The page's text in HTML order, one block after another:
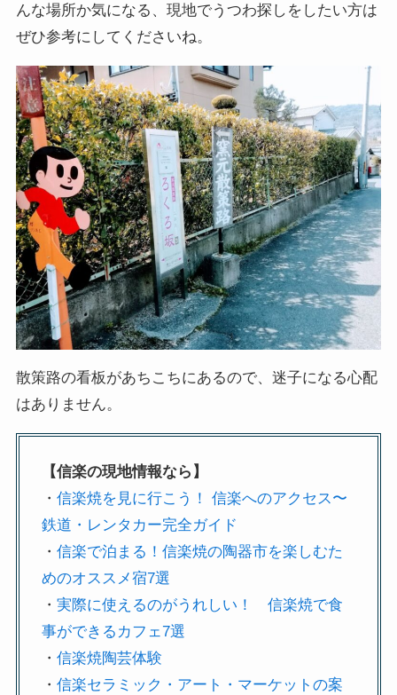
んな場所か気になる、現地でうつわ探しをしたい方は
ぜひ参考にしてくださいね。
散策路の看板があちこちにあるので、迷子になる心配
はありません。
【信楽の現地情報なら】
・信楽焼を見に行こう！ 信楽へのアクセス〜
鉄道・レンタカー完全ガイド
・信楽で泊まる！信楽焼の陶器市を楽しむた
めのオススメ宿7選
・実際に使えるのがうれしい！ 信楽焼で食
事ができるカフェ7選
・信楽焼陶芸体験
・信楽セラミック・アート・マーケットの案